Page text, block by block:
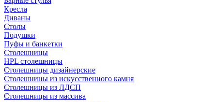
Кресла
Диваны
Столы
Подушки
Пуфы и банкетки
Столешницы
HPL столешницы
Столешницы дизайнерские
Столешницы из искусственного камня
Столешницы из ЛДСП
Столешницы из массива